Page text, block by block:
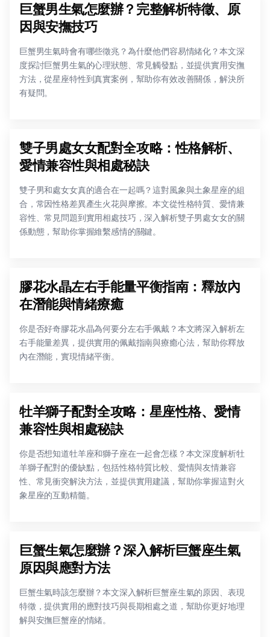
巨蟹男生氣怎麼辦？完整解析特徵、原
因與安撫技巧
巨蟹男生氣時會有哪些徵兆？為什麼他們容易情緒化？本文深
度探討巨蟹男生氣的心理狀態、常見觸發點，並提供實用安撫
方法，從星座特性到真實案例，幫助你有效改善關係，解決所
有疑問。
雙子男處女女配對全攻略：性格解析、
愛情兼容性與相處秘訣
雙子男和處女女真的適合在一起嗎？這對風象與土象星座的組
合，常因性格差異產生火花與摩擦。本文從性格特質、愛情兼
容性、常見問題到實用相處技巧，深入解析雙子男處女女的關
係動態，幫助你掌握維繫感情的關鍵。
膠花水晶左右手能量平衡指南：釋放內
在潛能與情緒療癒
你是否好奇膠花水晶為何要分左右手佩戴？本文將深入解析左
右手能量差異，提供實用的佩戴指南與療癒心法，幫助你釋放
內在潛能，實現情緒平衡。
牡羊獅子配對全攻略：星座性格、愛情
兼容性與相處秘訣
你是否想知道牡羊座和獅子座在一起會怎樣？本文深度解析牡
羊獅子配對的優缺點，包括性格特質比較、愛情與友情兼容
性、常見衝突解決方法，並提供實用建議，幫助你掌握這對火
象星座的互動精髓。
巨蟹生氣怎麼辦？深入解析巨蟹座生氣
原因與應對方法
巨蟹生氣時該怎麼辦？本文深入解析巨蟹座生氣的原因、表現
特徵，提供實用的應對技巧與長期相處之道，幫助你更好地理
解與安撫巨蟹座的情緒。